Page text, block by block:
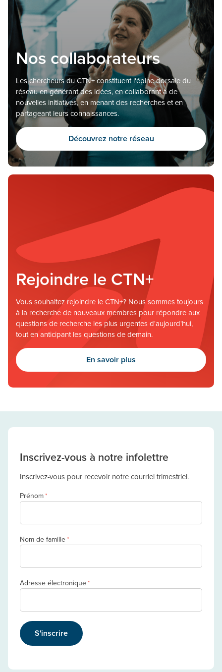
Nos collaborateurs
Les chercheurs du CTN+ constituent l'épine dorsale du
réseau en générant des idées, en collaborant à de
nouvelles initiatives, en menant des recherches et en
partageant leurs connaissances.
Découvrez notre réseau
Rejoindre le CTN+
Vous souhaitez rejoindre le CTN+? Nous sommes toujours
à la recherche de nouveaux membres pour répondre aux
questions de recherche les plus urgentes d'aujourd'hui,
tout en anticipant les questions de demain.
En savoir plus
Inscrivez-vous à notre infolettre
Inscrivez-vous pour recevoir notre courriel trimestriel.
Prénom*
Nom de famille*
Adresse électronique*
S'inscrire